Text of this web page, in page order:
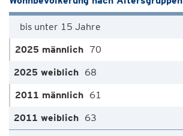
bis unter 15 Jahre
70
68
61
63